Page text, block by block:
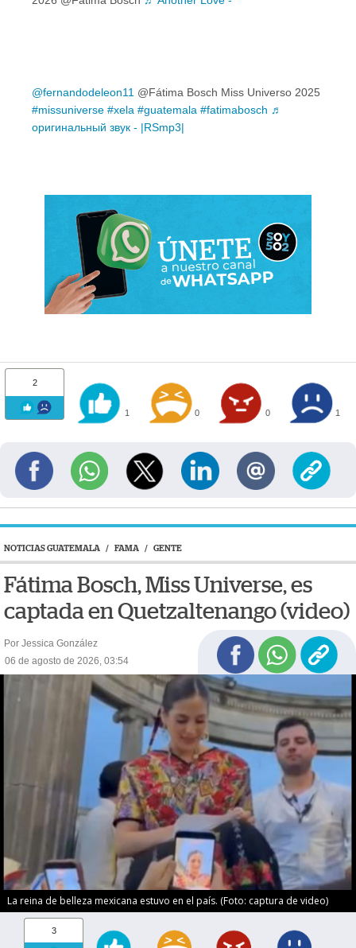
@fernandodeleon11 @Fátima Bosch Miss Universo 2025
#missuniverse #xela #guatemala #fatimabosch ♬
оригинальный звук - |RSmp3|
2
1 0 0 1
NOTICIAS GUATEMALA / FAMA / GENTE
Fátima Bosch, Miss Universe, es
captada en Quetzaltenango (video)
Por Jessica González
06 de agosto de 2026, 03:54
La reina de belleza mexicana estuvo en el país. (Foto: captura de video)
3